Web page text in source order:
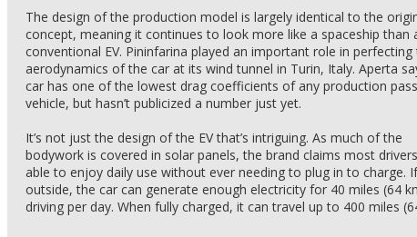
The design of the production model is largely identical to the
concept, meaning it continues to look more like a spaceship than
conventional EV. Pininfarina played an important role in perfecting
aerodynamics of the car at its wind tunnel in Turin, Italy. Aperta
car has one of the lowest drag coefficients of any production
vehicle, but hasn’t publicized a number just yet.
It’s not just the design of the EV that’s intriguing. As much of the
bodywork is covered in solar panels, the brand claims most
able to enjoy daily use without ever needing to plug in to charge.
outside, the car can generate enough electricity for 40 miles (64
driving per day. When fully charged, it can travel up to 400 miles